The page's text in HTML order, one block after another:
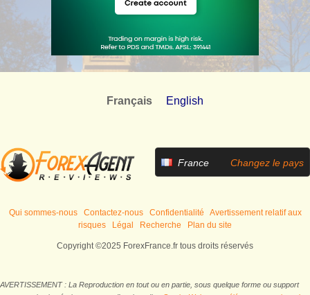
Français English
France Changez le pays
Qui sommes-nous Contactez-nous Confidentialité
Avertissement relatif aux
risques
Légal Recherche Plan du site
Copyright ©2025 ForexFrance.fr tous droits réservés
AVERTISSEMENT : La Reproduction en tout ou en partie, sous quelque forme ou support